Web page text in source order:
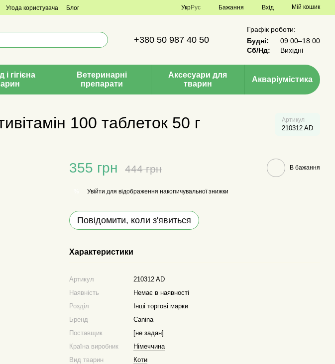
Угода користувача Блог УкрРус Бажання Вхід Мій кошик
+380 50 987 40 50
Графік роботи:
Будні:
09:00–18:00
Сб/Нд:
Вихідні
гігієна
Ветеринарні
препарати
Аксесуари для
тварин
Акваріумістика
100 таблеток 50 г Артикул
210312 AD
355 грн 444 грн В бажання
Увійти для відображення накопичувальної знижки
Повідомити, коли з'явиться
Характеристики
Артикул
210312 AD
Наявність
Немає в наявності
Розділ
Інші торгові марки
Бренд
Canina
Поставщик
[не задан]
Країна виробник
Німеччина
Вид тварин
Коти